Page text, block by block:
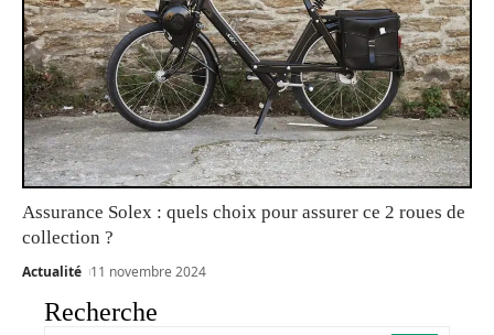
Assurance Solex : quels choix pour assurer ce 2 roues de
collection ?
Actualité 11 novembre 2024
Recherche